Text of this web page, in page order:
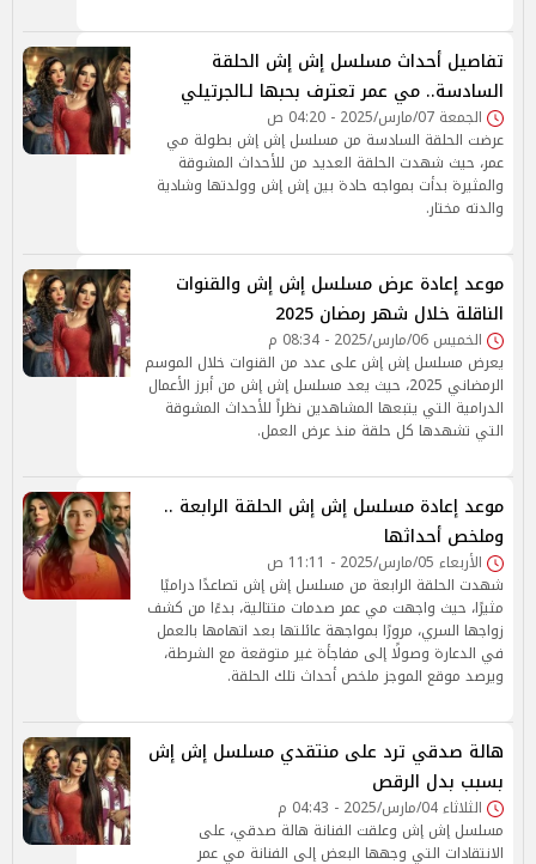
تفاصيل أحداث مسلسل إش إش الحلقة
السادسة.. مي عمر تعترف بحبها لـالجرتيلي
الجمعة 07/مارس/2025 - 04:20 ص
عرضت الحلقة السادسة من مسلسل إش إش بطولة مي
عمر، حيث شهدت الحلقة العديد من للأحداث المشوقة
والمثيرة بدأت بمواجه حادة بين إش إش وولدتها وشادية
والدته مختار.
موعد إعادة عرض مسلسل إش إش والقنوات
الناقلة خلال شهر رمضان 2025
الخميس 06/مارس/2025 - 08:34 م
يعرض مسلسل إش إش على عدد من القنوات خلال الموسم
الرمضاني 2025، حيث يعد مسلسل إش إش من أبرز الأعمال
الدرامية التي يتبعها المشاهدين نظراً للأحداث المشوقة
التي تشهدها كل حلقة منذ عرض العمل.
موعد إعادة مسلسل إش إش الحلقة الرابعة ..
وملخص أحداثها
الأربعاء 05/مارس/2025 - 11:11 ص
شهدت الحلقة الرابعة من مسلسل إش إش تصاعدًا دراميًا
مثيرًا، حيث واجهت مي عمر صدمات متتالية، بدءًا من كشف
زواجها السري، مرورًا بمواجهة عائلتها بعد اتهامها بالعمل
في الدعارة وصولًا إلى مفاجأة غير متوقعة مع الشرطة،
ويرصد موقع الموجز ملخص أحداث تلك الحلقة.
هالة صدقي ترد على منتقدي مسلسل إش إش
بسبب بدل الرقص
الثلاثاء 04/مارس/2025 - 04:43 م
مسلسل إش إش وعلقت الفنانة هالة صدقي، على
الانتقادات التي وجهها البعض إلى الفنانة مي عمر